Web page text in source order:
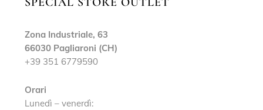
Zona Industriale, 63
66030 Pagliaroni (CH)
+39 351 6779590
Orari
Lunedì – venerdì: